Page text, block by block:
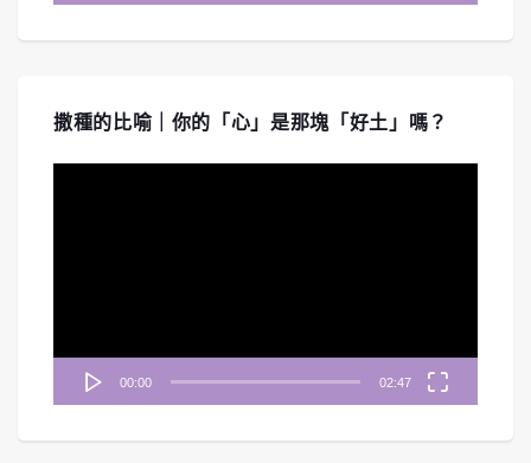
撒種的比喻｜你的「心」是那塊「好土」嗎？
00:00 02:47